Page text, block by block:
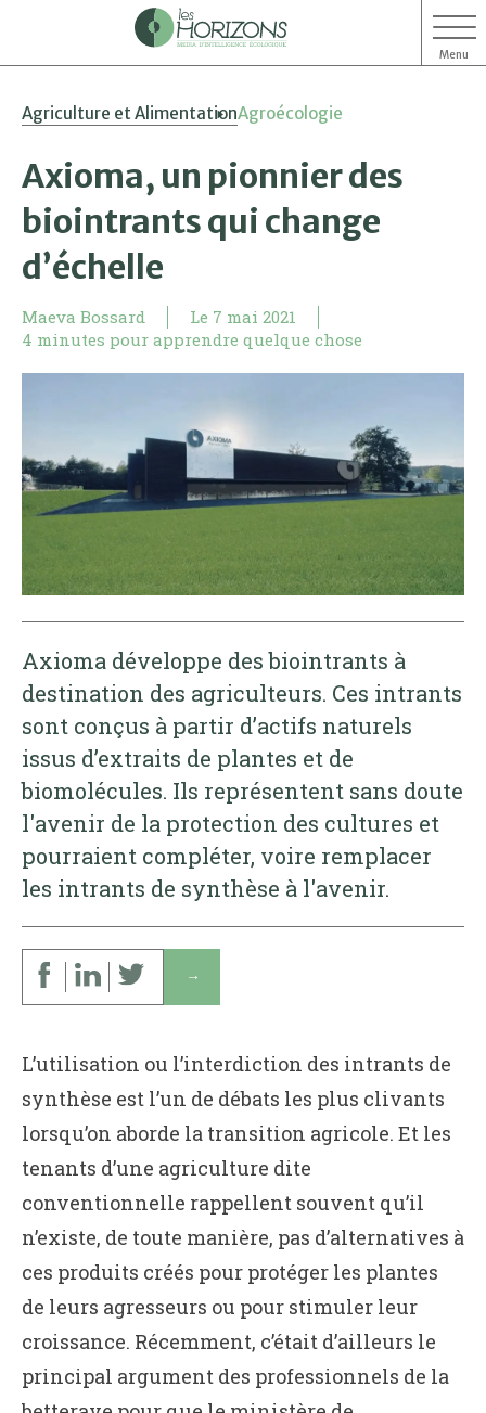
Menu
Agriculture et AlimentationAgroécologie
Axioma, un pionnier des
biointrants qui change
d’échelle
Maeva Bossard Le 7 mai 2021
4 minutes pour apprendre quelque chose
Axioma développe des biointrants à
destination des agriculteurs. Ces intrants
sont conçus à partir d’actifs naturels
issus d’extraits de plantes et de
biomolécules. Ils représentent sans doute
l'avenir de la protection des cultures et
pourraient compléter, voire remplacer
les intrants de synthèse à l'avenir.
↓
L’utilisation ou l’interdiction des intrants de
synthèse est l’un de débats les plus clivants
lorsqu’on aborde la transition agricole. Et les
tenants d’une agriculture dite
conventionnelle rappellent souvent qu’il
n’existe, de toute manière, pas d’alternatives à
ces produits créés pour protéger les plantes
de leurs agresseurs ou pour stimuler leur
croissance. Récemment, c’était d’ailleurs le
principal argument des professionnels de la